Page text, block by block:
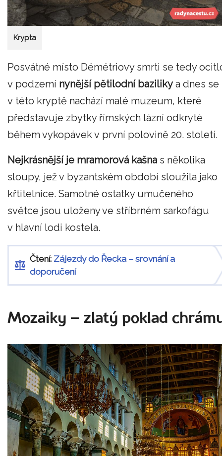
Krypta
Posvátné místo Démétriovy smrti se tedy
v podzemí nynější pětilodní bazilikya dnes se
v této kryptě nachází malé muzeum, které
představuje zbytky římských lázní odkryté
během vykopávek v první polovině 20. století.
Nejkrásnější je mramorová kašna s několika
sloupy, jež v byzantském období sloužila jako
křtitelnice. Samotné ostatky umučeného
světce jsou uloženy ve stříbrném sarkofágu
v hlavní lodi kostela.
Čtení: Zájezdy do Řecka – srovnání a
doporučení
Mozaiky – zlatý poklad